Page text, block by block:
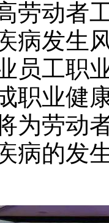
劳动者
病发生
员工职
职业健
为劳动
病的发